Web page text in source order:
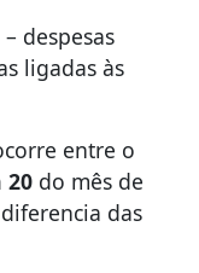
– despesas
ligadas às
entre o
20 do mês de
das